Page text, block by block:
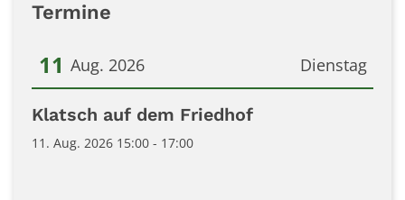
Termine
Dienstag
11 Aug. 2026
Datum: 11. August 2026
Klatsch auf dem Friedhof
11. Aug. 2026 15:00 - 17:00